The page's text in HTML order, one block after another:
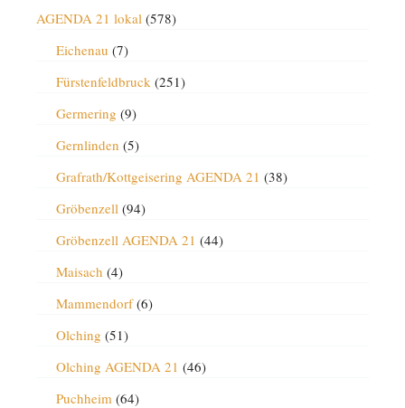
AGENDA 21 lokal(578)
Eichenau (7)
Fürstenfeldbruck(251)
Germering (9)
Gernlinden (5)
Grafrath/Kottgeisering AGENDA 21 (38)
Gröbenzell(94)
Gröbenzell AGENDA 21 (44)
Maisach (4)
Mammendorf(6)
Olching (51)
Olching AGENDA 21 (46)
Puchheim(64)